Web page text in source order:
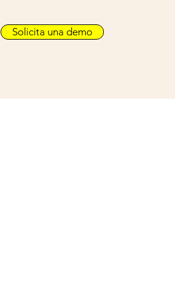
Solicita una demo